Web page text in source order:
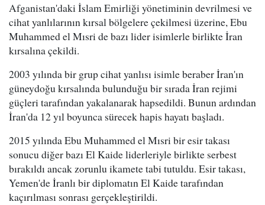
Afganistan'daki İslam Emirliği yönetiminin devrilmesi ve
cihat yanlılarının kırsal bölgelere çekilmesi üzerine, Ebu
Muhammed el Mısri de bazı lider isimlerle birlikte İran
kırsalına çekildi.
2003 yılında bir grup cihat yanlısı isimle beraber İran'ın
güneydoğu kırsalında bulunduğu bir sırada İran rejimi
güçleri tarafından yakalanarak hapsedildi. Bunun ardından
İran'da 12 yıl boyunca sürecek hapis hayatı başladı.
2015 yılında Ebu Muhammed el Mısri bir esir takası
sonucu diğer bazı El Kaide liderleriyle birlikte serbest
bırakıldı ancak zorunlu ikamete tabi tutuldu. Esir takası,
Yemen'de İranlı bir diplomatın El Kaide tarafından
kaçırılması sonrası gerçekleştirildi.